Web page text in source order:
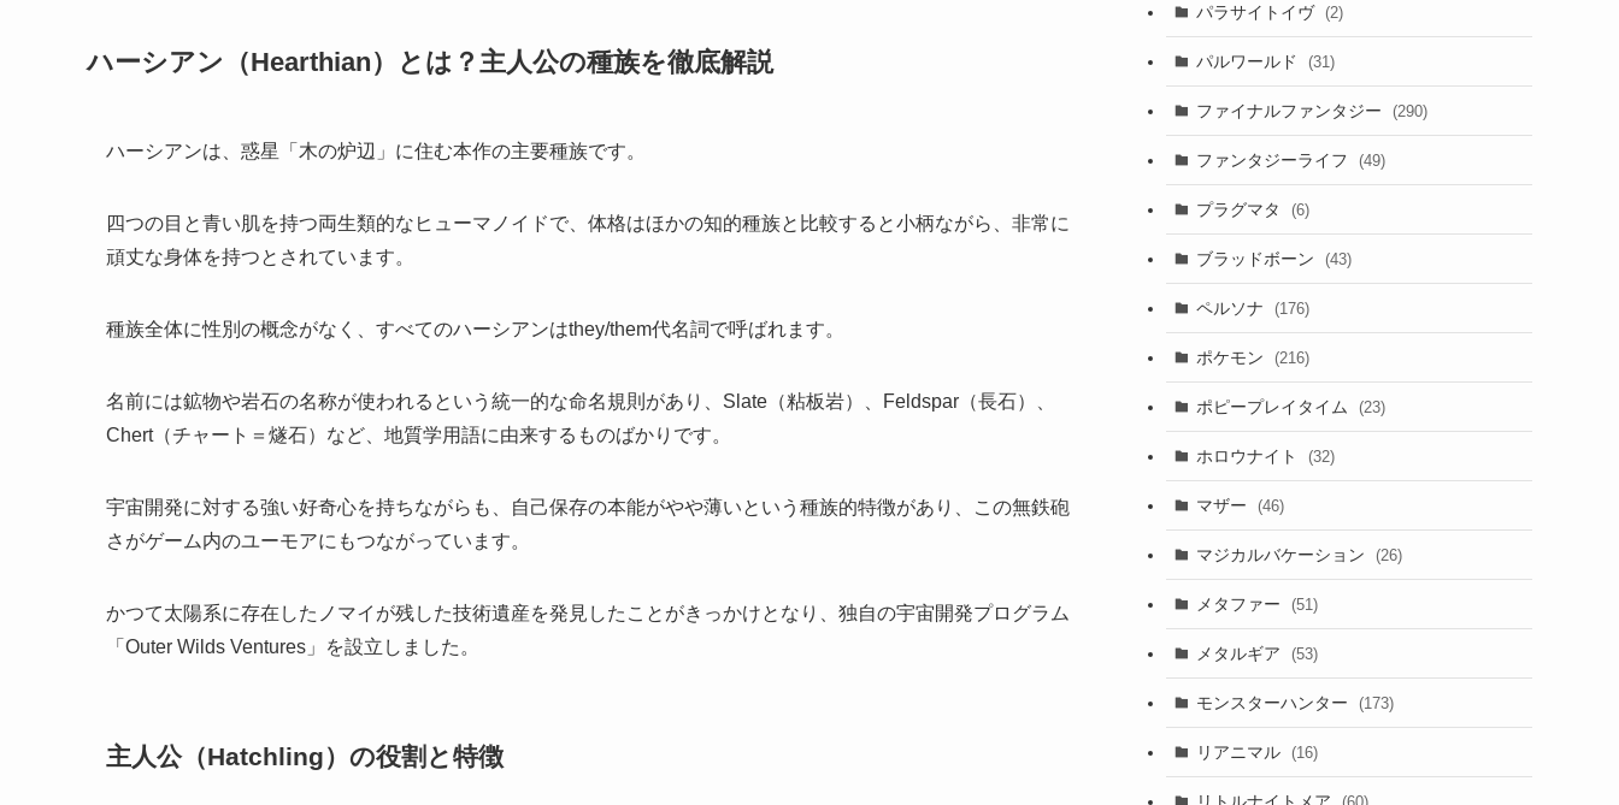
ハーシアン（Hearthian）とは？主人公の種族を徹底解説
ハーシアンは、惑星「木の炉辺」に住む本作の主要種族です。
四つの目と青い肌を持つ両生類的なヒューマノイドで、体格はほかの知的種族と比較すると小柄ながら、非常に
頑丈な身体を持つとされています。
種族全体に性別の概念がなく、すべてのハーシアンはthey/them代名詞で呼ばれます。
名前には鉱物や岩石の名称が使われるという統一的な命名規則があり、Slate（粘板岩）、Feldspar（長石）、
Chert（チャート＝燧石）など、地質学用語に由来するものばかりです。
宇宙開発に対する強い好奇心を持ちながらも、自己保存の本能がやや薄いという種族的特徴があり、この無鉄砲
さがゲーム内のユーモアにもつながっています。
かつて太陽系に存在したノマイが残した技術遺産を発見したことがきっかけとなり、独自の宇宙開発プログラム
「Outer Wilds Ventures」を設立しました。
主人公（Hatchling）の役割と特徴
パラサイトイヴ (2)
パルワールド (31)
ファイナルファンタジー (290)
ファンタジーライフ (49)
プラグマタ (6)
ブラッドボーン (43)
ペルソナ (176)
ポケモン (216)
ポピープレイタイム (23)
ホロウナイト (32)
マザー (46)
マジカルバケーション (26)
メタファー (51)
メタルギア (53)
モンスターハンター (173)
リアニマル (16)
リトルナイトメア (60)